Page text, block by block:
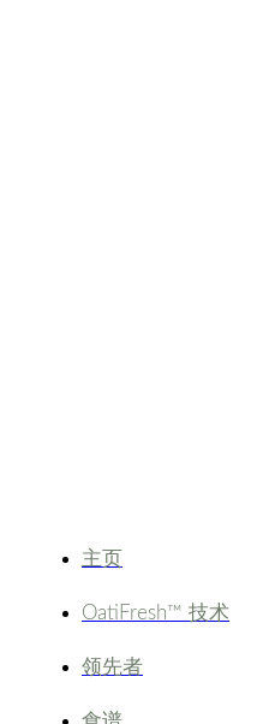
主页
OatiFresh™ 技术
领先者